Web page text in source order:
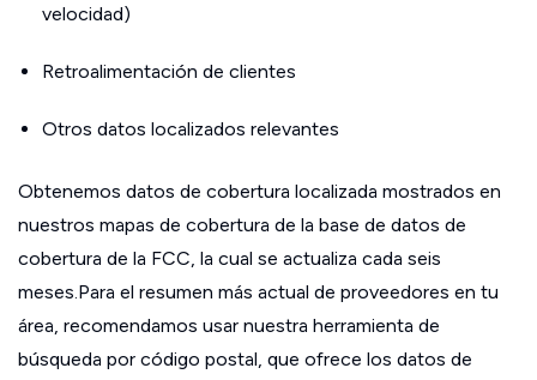
velocidad)
Retroalimentación de clientes
Otros datos localizados relevantes
Obtenemos datos de cobertura localizada mostrados en
nuestros mapas de cobertura de la base de datos de
cobertura de la FCC, la cual se actualiza cada seis
meses.Para el resumen más actual de proveedores en tu
área, recomendamos usar nuestra herramienta de
búsqueda por código postal, que ofrece los datos de